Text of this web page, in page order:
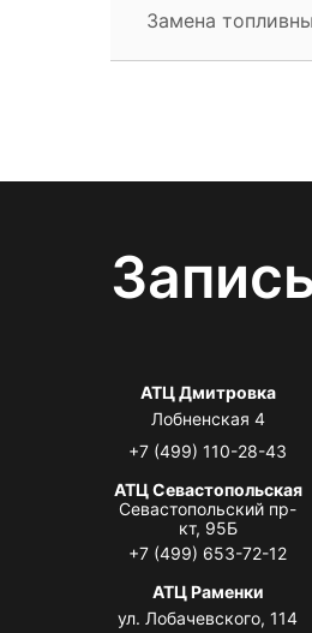
Замена
АТЦ Дмитровка
Лобненская 4
+7 (499) 110-28-43
АТЦ Севастопольская
Севастопольский пр-
кт, 95Б
+7 (499) 653-72-12
АТЦ Раменки
ул. Лобачевского, 114